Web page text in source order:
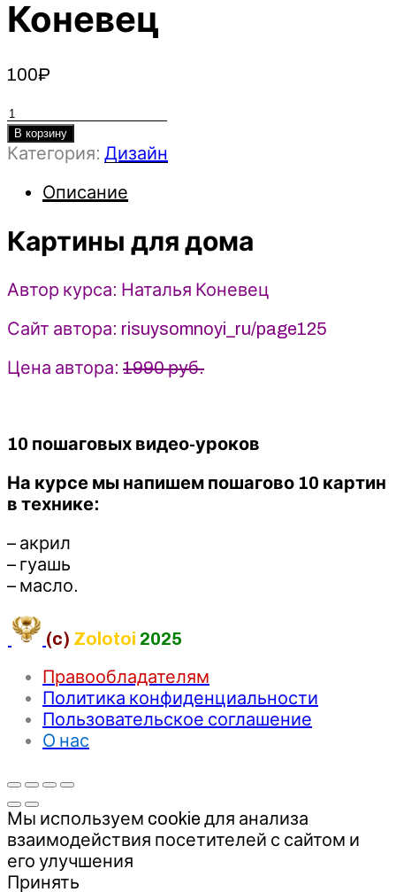
Коневец
100₽
Количество
товара
Картины
дома
2022
-
Коневец
В корзину
Категория: Дизайн
Описание
Картины для дома
Автор курса: Наталья Коневец
Сайт автора: risuysomnoyi_ru/page125
Цена автора: 1990 руб.
10 пошаговых видео-уроков
На курсе мы напишем пошагово 10 картин
в технике:
– акрил
– гуашь
– масло.
(c) Zolotoi 2025
Правообладателям
Политика конфиденциальности
Пользовательское соглашение
О нас
Мы используем cookie для анализа
взаимодействия посетителей с сайтом и
его улучшения
Принять